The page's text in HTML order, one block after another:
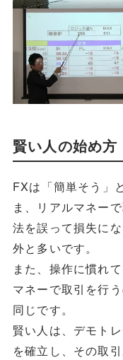
賢い人の始め方
FXは「簡単そう」
ま、リアルマネー
法を誤って損失に
外と多いです。
また、操作に慣れ
マネーで取引を行
同じです。
賢い人は、デモト
を確立し、その取